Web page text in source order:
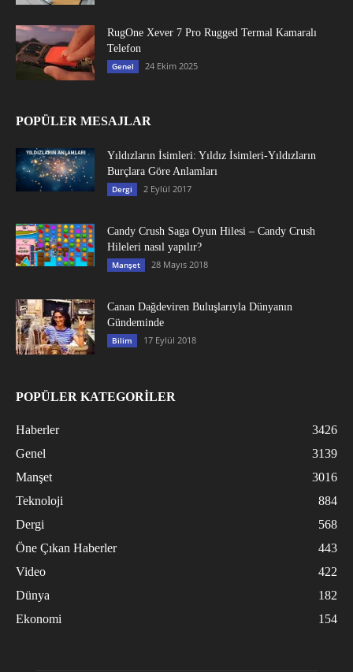
RugOne Xever 7 Pro Rugged Termal Kamaralı
Telefon
Genel 24 Ekim 2025
POPÜLER MESAJLAR
Yıldızların İsimleri: Yıldız İsimleri-Yıldızların
Burçlara Göre Anlamları
Dergi 2 Eylül 2017
Candy Crush Saga Oyun Hilesi – Candy Crush
Hileleri nasıl yapılır?
Manşet 28 Mayıs 2018
Canan Dağdeviren Buluşlarıyla Dünyanın
Gündeminde
Bilim 17 Eylül 2018
POPÜLER KATEGORİLER
Haberler
3426
Genel
3139
Manşet
3016
Teknoloji
884
Dergi
568
Öne Çıkan Haberler
443
Video
422
Dünya
182
Ekonomi
154